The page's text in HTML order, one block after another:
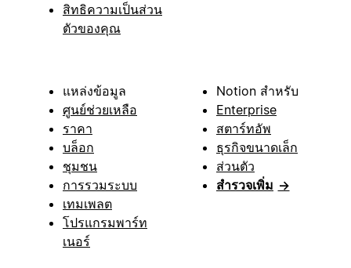
สิทธิความเป็นส่วน
ตัวของคุณ
แหล่งข้อมูล
ศูนย์ช่วยเหลือ
ราคา
บล็อก
ชุมชน
การรวมระบบ
เทมเพลต
โปรแกรมพาร์ท
เนอร์
Notion สำหรับ
Enterprise
สตาร์ทอัพ
ธุรกิจขนาดเล็ก
ส่วนตัว
สำรวจเพิ่ม →